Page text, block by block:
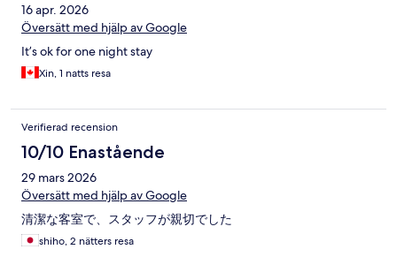
16 apr. 2026
Översätt med hjälp av Google
It’s ok for one night stay
Xin, 1 natts resa
Verifierad recension
10/10 Enastående
29 mars 2026
Översätt med hjälp av Google
清潔な客室で、スタッフが親切でした
shiho, 2 nätters resa